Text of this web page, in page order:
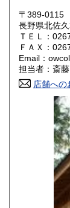
岡山県
山口県
香川県
高知県
〒389-0115
長野県北佐
ＴＥＬ：
ＦＡＸ：
Email：
担当者：斎
店舗への